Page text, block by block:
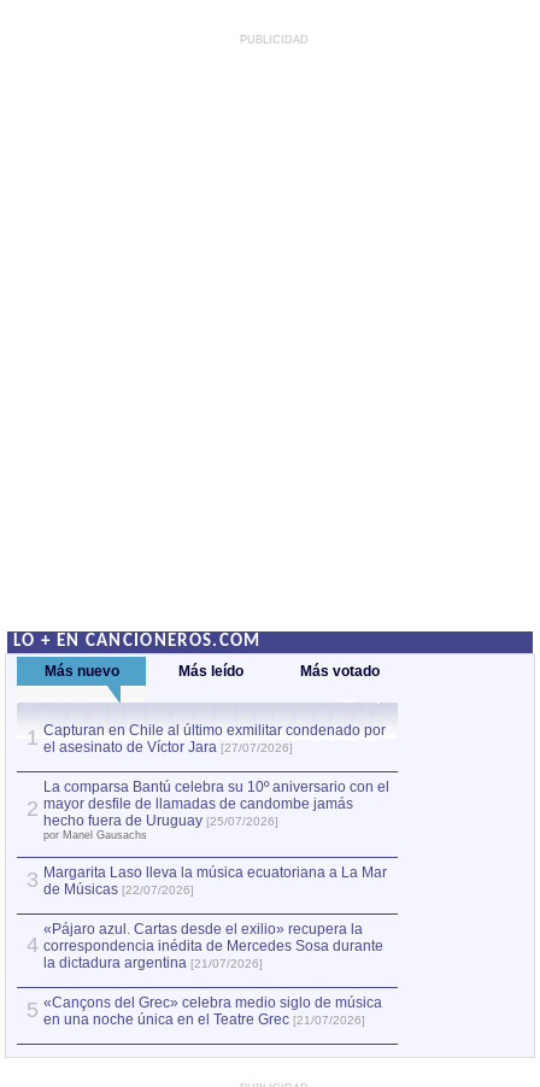
PUBLICIDAD
LO + EN CANCIONEROS.COM
Más nuevo Más leído Más votado
1 Capturan en Chile al último exmilitar condenado por
el asesinato de Víctor Jara [27/07/2026]
2
La comparsa Bantú celebra su 10º aniversario con el
mayor desfile de llamadas de candombe jamás
hecho fuera de Uruguay [25/07/2026]
por Manel Gausachs
3 Margarita Laso lleva la música ecuatoriana a La Mar
de Músicas [22/07/2026]
4
«Pájaro azul. Cartas desde el exilio» recupera la
correspondencia inédita de Mercedes Sosa durante
la dictadura argentina [21/07/2026]
5 «Cançons del Grec» celebra medio siglo de música
en una noche única en el Teatre Grec [21/07/2026]